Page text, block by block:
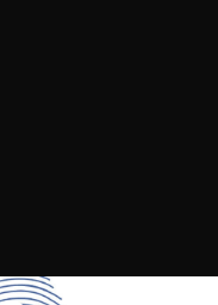
SCHRITT 3